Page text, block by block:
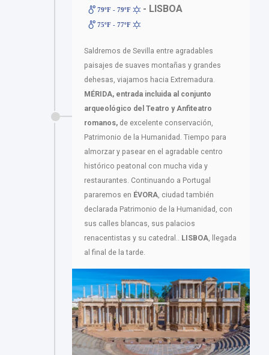
79ºF - 79ºF - LISBOA
75ºF - 77ºF
Saldremos de Sevilla entre agradables
paisajes de suaves montañas y grandes
dehesas, viajamos hacia Extremadura.
MÉRIDA, entrada incluida al conjunto
arqueológico del Teatro y Anfiteatro
romanos, de excelente conservación,
Patrimonio de la Humanidad. Tiempo para
almorzar y pasear en el agradable centro
histórico peatonal con mucha vida y
restaurantes. Continuando a Portugal
pararemos en ÉVORA , ciudad también
declarada Patrimonio de la Humanidad, con
sus calles blancas, sus palacios
renacentistas y su catedral.. LISBOA , llegada
al final de la tarde.